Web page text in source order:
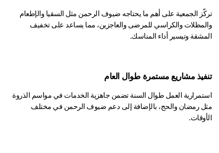
تركّز الجمعية على أهم ما يحتاجه ضيوف الرحمن مثل السقيا والإطعام
والمظلات والكراسي للمرضى والعاجزين، مما يساعد على تخفيف
وتيسير أداء المناسك.
مشاريع مستمرة طوال العام
استمرارية العمل طوال السنة تضمن جاهزية الخدمات في مواسم الذروة
مثل رمضان والحج، بالإضافة إلى دعم ضيوف الرحمن في مختلف